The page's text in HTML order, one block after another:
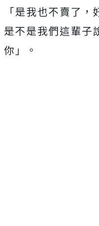
「是我也不賣了
是不是我們這輩子
你」。